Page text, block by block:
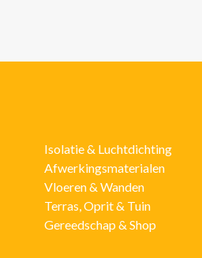
Isolatie & Luchtdichting
Afwerkingsmaterialen
Vloeren & Wanden
Terras, Oprit & Tuin
Gereedschap & Shop